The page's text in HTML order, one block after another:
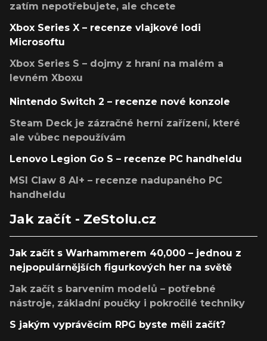
zatím nepotřebujete, ale chcete
Xbox Series X – recenze vlajkové lodi
Microsoftu
Xbox Series S – dojmy z hraní na malém a
levném Xboxu
Nintendo Switch 2 – recenze nové konzole
Steam Deck je zázračné herní zařízení, které
ale vůbec nepoužívám
Lenovo Legion Go S – recenze PC handheldu
MSI Claw 8 AI+ – recenze nadupaného PC
handheldu
Jak začít - ZeStolu.cz
Jak začít s Warhammerem 40,000 – jednou z
nejpopulárnějších figurkových her na světě
Jak začít s barvením modelů – potřebné
nástroje, základní poučky i pokročilé techniky
S jakým vyprávěcím RPG byste měli začít?